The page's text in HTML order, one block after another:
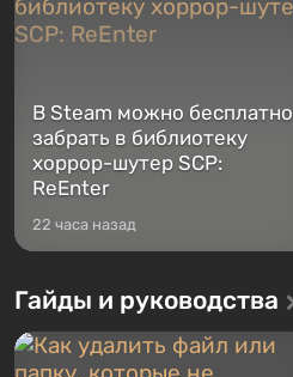
В Steam можно бесплатно
забрать в библиотеку
хоррор-шутер SCP:
ReEnter
22 часа назад
Гайды и руководства